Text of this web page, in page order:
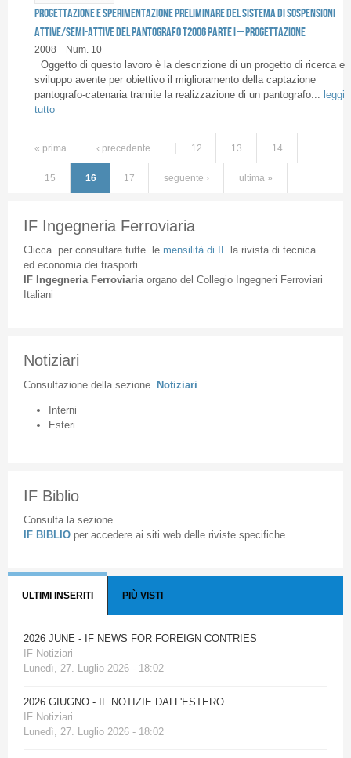
Progettazione e sperimentazione preliminare del sistema di sospensioni
attive/semi-attive del pantografo T2006 Parte I – Progettazione
2008 Num. 10
Oggetto di questo lavoro è la descrizione di un progetto di ricerca e
sviluppo avente per obiettivo il miglioramento della captazione
pantografo-catenaria tramite la realizzazione di un pantografo... leggi
tutto
« prima ‹ precedente … 12 13 14
15 16 17 seguente › ultima »
IF Ingegneria Ferroviaria
Cliccaper consultare tuttele mensilità di IFla rivista di tecnica
ed economia dei trasporti
IF Ingegneria Ferroviaria organodel Collegio Ingegneri Ferroviari
Italiani
Notiziari
Consultazione della sezione Notiziari
Interni
Esteri
IF Biblio
Consulta la sezione
IF BIBLIO per accedere ai siti web delle riviste specifiche
ULTIMI INSERITI PIÙ VISTI
2026 JUNE - IF NEWS FOR FOREIGN CONTRIES
IF Notiziari
Lunedì, 27. Luglio 2026 - 18:02
2026 GIUGNO - IF NOTIZIE DALL'ESTERO
IF Notiziari
Lunedì, 27. Luglio 2026 - 18:02